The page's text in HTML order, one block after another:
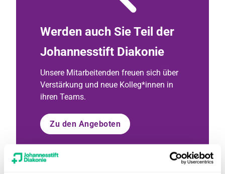
Werden auch Sie Teil der
Johannesstift Diakonie
Unsere Mitarbeitenden freuen sich über
Verstärkung und neue Kolleg*innen in
ihren Teams.
Zu den Angeboten